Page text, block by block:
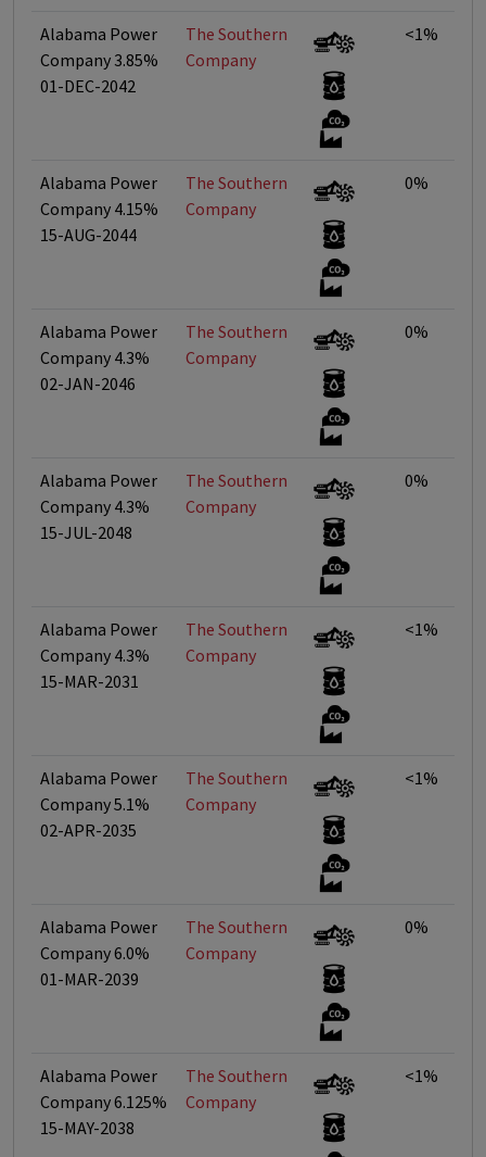
Alabama Power
Company 3.85%
01-DEC-2042
The Southern
Company
<1%
Alabama Power
Company 4.15%
15-AUG-2044
The Southern
Company
0%
Alabama Power
Company 4.3%
02-JAN-2046
The Southern
Company
0%
Alabama Power
Company 4.3%
15-JUL-2048
The Southern
Company
0%
Alabama Power
Company 4.3%
15-MAR-2031
The Southern
Company
<1%
Alabama Power
Company 5.1%
02-APR-2035
The Southern
Company
<1%
Alabama Power
Company 6.0%
01-MAR-2039
The Southern
Company
0%
Alabama Power
Company 6.125%
15-MAY-2038
The Southern
Company
<1%